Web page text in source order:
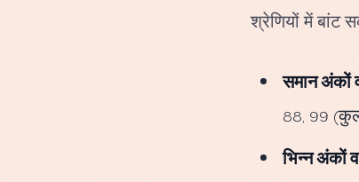
श्रेणियों में बांट
समान अंकों
88, 99
भिन्न अंकों